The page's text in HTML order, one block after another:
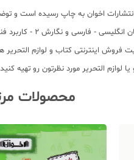
محیط زیست -
اینترنتی کتاب و لوازم
التحریر مورد نظرتون رو تهیه
محصولات